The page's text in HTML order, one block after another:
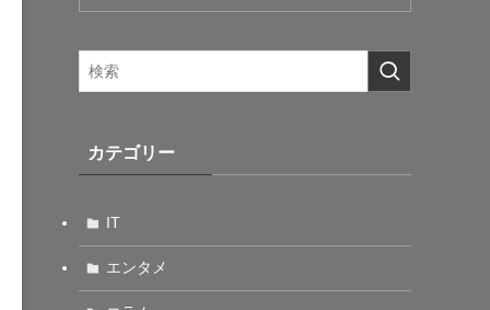
カテゴリー
IT
エンタメ